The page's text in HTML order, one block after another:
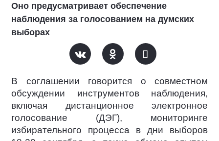
Оно предусматривает обеспечение
наблюдения за голосованием на думских
выборах
В соглашении говорится о совместном
обсуждении инструментов наблюдения,
включая дистанционное электронное
голосование (ДЭГ), мониторинге
избирательного процесса в дни выборов